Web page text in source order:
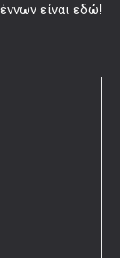
είναι εδώ!